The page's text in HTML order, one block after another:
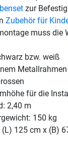
zur
Zubehör für
muss die
bzw. weiß
für die
2,40 m
150 kg
125 cm x (B)